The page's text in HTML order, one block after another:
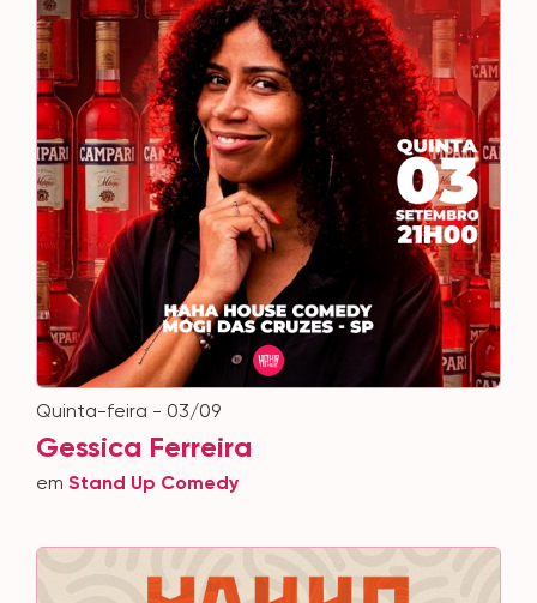
quinta-feira - 03/09
Gessica Ferreira
em Stand Up Comedy